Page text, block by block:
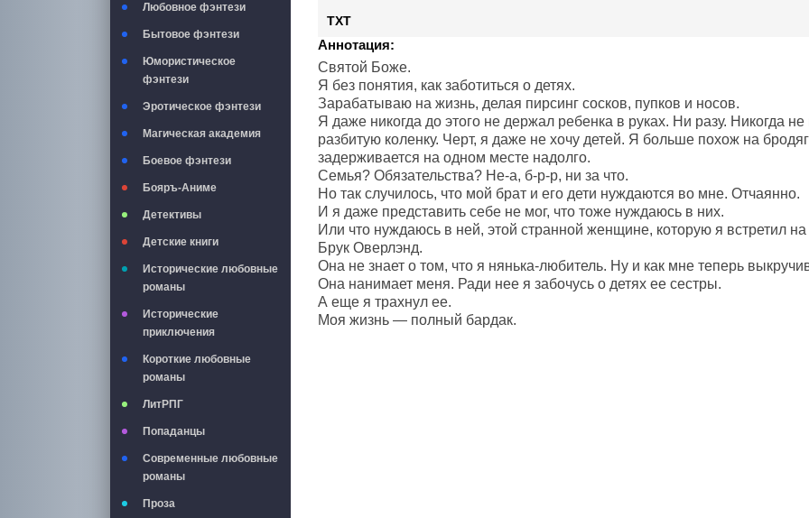
Любовное фэнтези
Бытовое фэнтези
Юмористическое
фэнтези
Эротическое фэнтези
Магическая академия
Боевое фэнтези
Бояръ-Аниме
Детективы
Детские книги
Исторические любовные
романы
Исторические
приключения
Короткие любовные
романы
ЛитРПГ
Попаданцы
Современные любовные
романы
Проза
TXT
Аннотация:
Святой Боже.
Я без понятия, как заботиться о детях.
Зарабатываю на жизнь, делая пирсинг сосков, пупков и носов.
Я даже никогда до этого не держал ребенка в руках. Ни разу. Никогда
разбитую коленку. Черт, я даже не хочу детей. Я больше похож на
задерживается на одном месте надолго.
Семья? Обязательства? Не-а, б-р-р, ни за что.
Но так случилось, что мой брат и его дети нуждаются во мне. Отчаянно.
И я даже представить себе не мог, что тоже нуждаюсь в них.
Или что нуждаюсь в ней, этой странной женщине, которую я встретил
Брук Оверлэнд.
Она не знает о том, что я нянька-любитель. Ну и как мне теперь
Она нанимает меня. Ради нее я забочусь о детях ее сестры.
А еще я трахнул ее.
Моя жизнь — полный бардак.